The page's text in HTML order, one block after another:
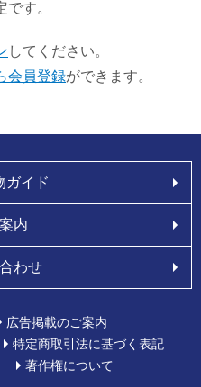
す。
してください。
会員登録ができます。
ガイド
内
わせ
広告掲載のご案内
特定商取引法に基づく表記
著作権について